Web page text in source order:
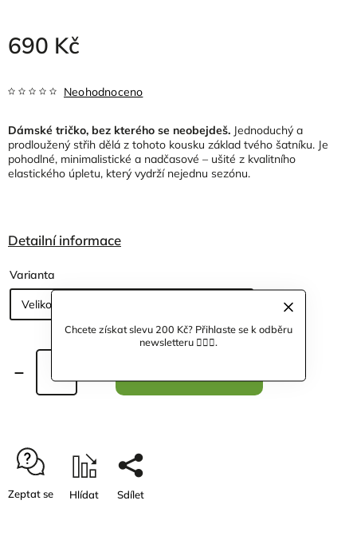
Chcete získat slevu 200 Kč? Přihlaste se k odběru
newsletteru 🙋🏼‍♀️.
690 Kč
Neohodnoceno
Dámské tričko, bez kterého se neobejdeš. Jednoduchý a
prodloužený střih dělá z tohoto kousku základ tvého šatníku. Je
pohodlné, minimalistické a nadčasové – ušité z kvalitního
elastického úpletu, který vydrží nejednu sezónu.
Detailní informace
Varianta
Zeptat se Hlídat Sdílet